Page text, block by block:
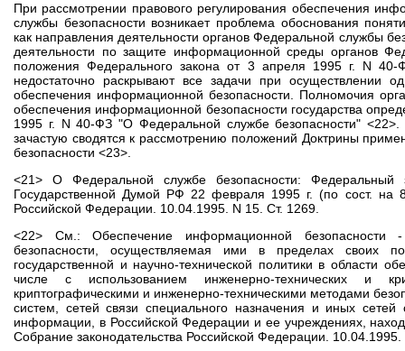
При рассмотрении правового регулирования обеспечения
службы безопасности возникает проблема обоснования
как направления деятельности органов Федеральной службы
деятельности по защите информационной среды органов
положения Федерального закона от 3 апреля 1995 г. N
недостаточно раскрывают все задачи при осуществлении
обеспечения информационной безопасности. Полномочия
обеспечения информационной безопасности государства
1995 г. N 40-ФЗ "О Федеральной службе безопасности"
зачастую сводятся к рассмотрению положений Доктрины
безопасности <23>.
<21> О Федеральной службе безопасности:
Государственной Думой РФ 22 февраля 1995 г. (по сост. на
Российской Федерации. 10.04.1995. N 15. Ст. 1269.
<22> См.: Обеспечение информационной безопасности
безопасности, осуществляемая ими в пределах своих
государственной и научно-технической политики в области
числе с использованием инженерно-технических и
криптографическими и инженерно-техническими методами
систем, сетей связи специального назначения и иных
информации, в Российской Федерации и ее учреждениях,
Собрание законодательства Российской Федерации.